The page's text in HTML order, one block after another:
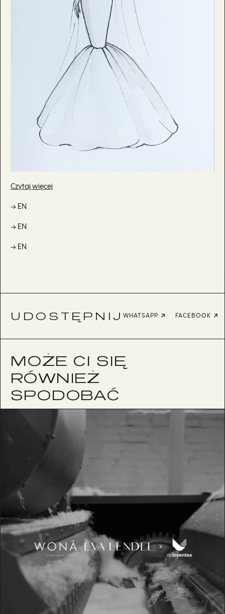
Czytaj więcej
→ EN
→ EN
→ EN
UDOSTĘPNIJ WHATSAPP FACEBOOK
MOŻE CI SIĘ
RÓWNIEŻ
SPODOBAĆ